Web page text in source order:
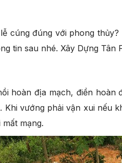
cúng đúng với phong
tin sau nhé. Xây Dựng Tân
hoàn địa mạch, điền
vướng phải vận xui nếu
mạng.